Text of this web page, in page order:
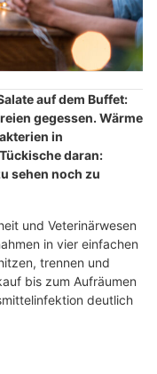
auf dem Buffet:
gegessen. Wärme
in
daran:
sehen noch zu
und Veterinärwesen
in vier einfachen
trennen und
bis zum Aufräumen
deutlich